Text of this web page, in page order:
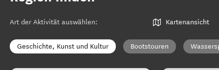
Art der Aktivität auswählen: Kartenansicht
Geschichte, Kunst und Kultur Bootstouren